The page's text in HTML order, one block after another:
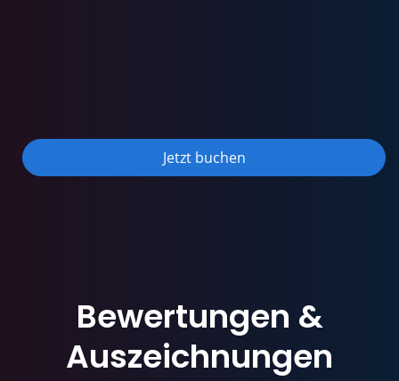
Jetzt buchen
Bewertungen &
Auszeichnungen